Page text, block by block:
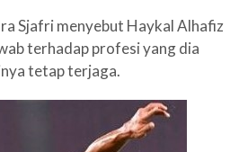
Sjafri menyebut Haykal Alhafiz
terhadap profesi yang dia
tetap terjaga.